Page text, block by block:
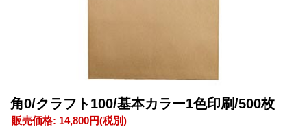
角0/クラフト100/基本カラー1色印刷/500枚
販売価格: 14,800円(税別)